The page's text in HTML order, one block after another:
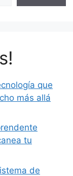
que
más allá
tu
de